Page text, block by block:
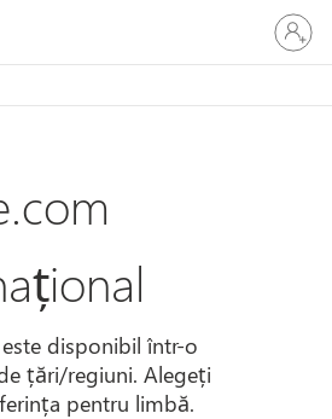
vă
la
dvs.
disponibil într-o
țări/regiuni. Alegeți
pentru limbă.